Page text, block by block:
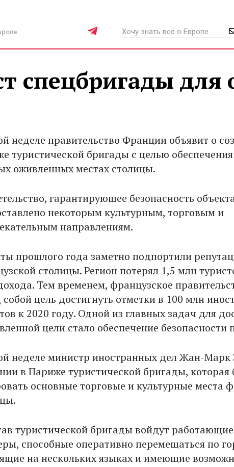
спецбригады для
неделе правительство Франции объявит о
туристической бригады с целью
оживленных местах столицы.
гарантирующее безопасность
некоторым культурным, торговым и
направлениям.
прошлого года заметно подпортили
столицы. Регион потерял 1,5 млн
Тем временем, французское
собой цель достигнуть отметки в 100 млн
к 2020 году. Одной из главных задач для
цели стало обеспечение безопасности
неделе министр иностранных дел Жан-Марк
в Париже туристической бригады, которая
основные торговые и культурные места
туристической бригады войдут
способные оперативно перемещаться по
на нескольких языках и имеющие